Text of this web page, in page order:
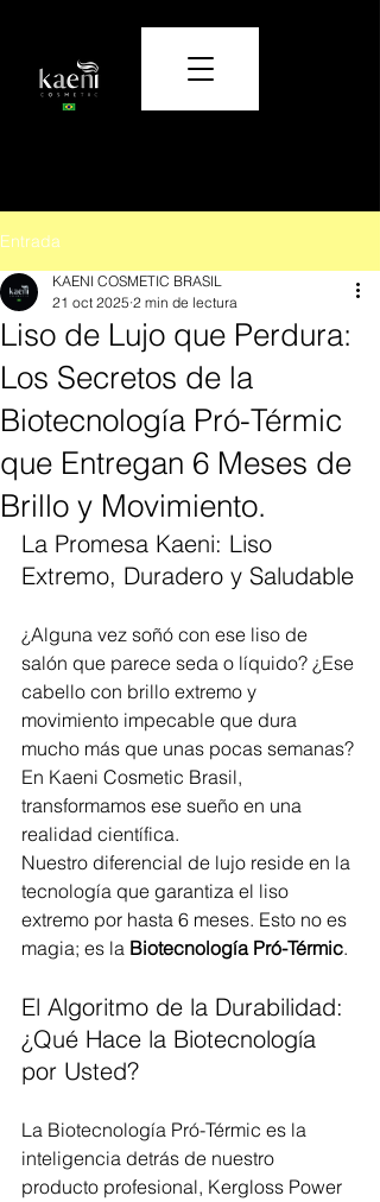
Entrada
Liso de Lujo que Perdura:
Los Secretos de la
Biotecnología Pró-Térmic
que Entregan 6 Meses de
Brillo y Movimiento.
KAENI COSMETIC BRASIL
21 oct 2025 2 min de lectura
La Promesa Kaeni: Liso
Extremo, Duradero y Saludable
¿Alguna vez soñó con ese liso de
salón que parece seda o líquido? ¿Ese
cabello con brillo extremo y
movimiento impecable que dura
mucho más que unas pocas semanas?
En Kaeni Cosmetic Brasil,
transformamos ese sueño en una
realidad científica.
Nuestro diferencial de lujo reside en la
tecnología que garantiza el liso
extremo por hasta 6 meses. Esto no es
magia; es la Biotecnología Pró-Térmic.
El Algoritmo de la Durabilidad:
¿Qué Hace la Biotecnología
por Usted?
La Biotecnología Pró-Térmic es la
inteligencia detrás de nuestro
producto profesional, Kergloss Power